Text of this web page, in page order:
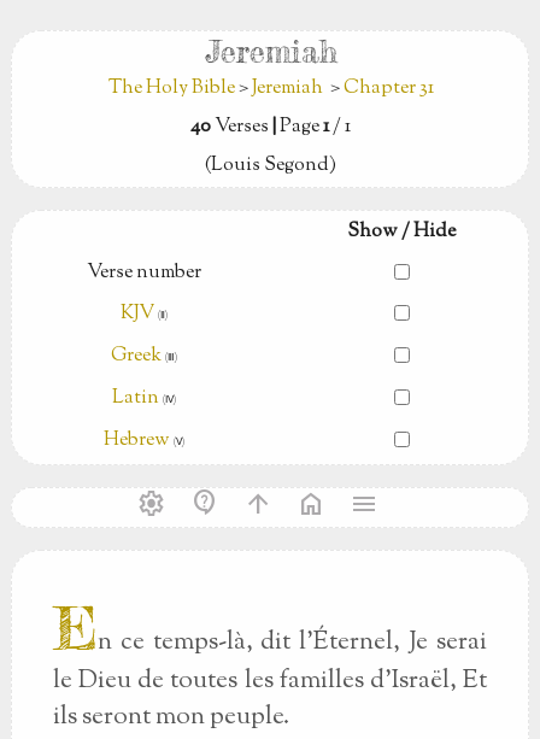
Jeremiah
The Holy Bible>Jeremiah>Chapter 31
40Verses|Page1/ 1
(Louis Segond)
Show / Hide
Verse number
KJV (Ⅱ)
Greek (Ⅲ)
Latin (Ⅳ)
Hebrew (Ⅴ)
settings contact_support arrow_upward home menu
En ce temps-là, dit l'Éternel, Je serai
le Dieu de toutes les familles d'Israël, Et
ils seront mon peuple.